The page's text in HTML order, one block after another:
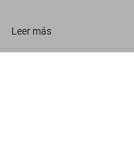
Leer más